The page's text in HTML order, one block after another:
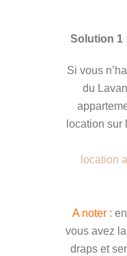
Solution 1
Si vous
du
location sur
location
A noter :
vous avez
draps et